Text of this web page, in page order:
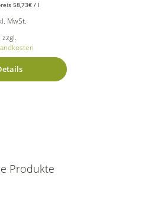
58,73€/ l
MwSt.
zzgl.
Produkte